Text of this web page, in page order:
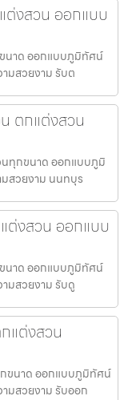
งสวน ออกแบบ
นาด ออกแบบภูมิทัศน์
มสวยงาม รับต
ตกแต่งสวน
ทุกขนาด ออกแบบภูมิ
สวยงาม นนทบุร
ต่งสวน ออกแบบ
นาด ออกแบบภูมิทัศน์
มสวยงาม รับดู
แต่งสวน
ขนาด ออกแบบภูมิทัศน์
มสวยงาม รับออก